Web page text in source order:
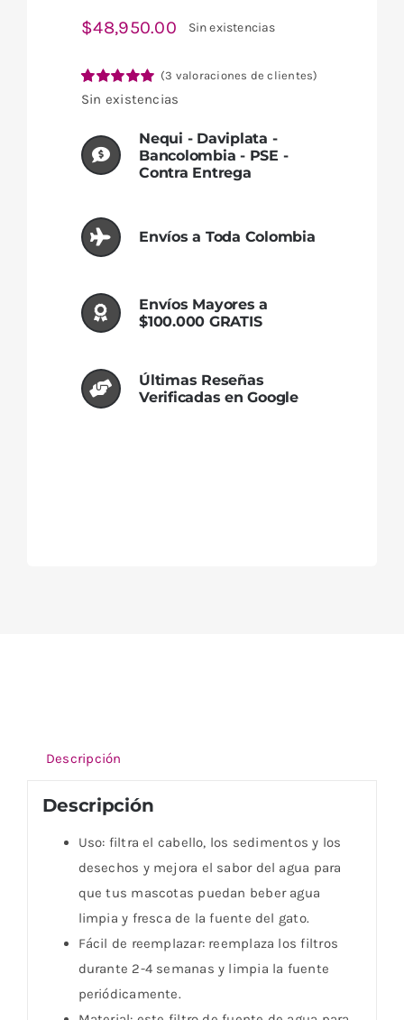
$48,950.00 Sin existencias
Valorado
3
valoraciones
de clientes
(3 valoraciones de clientes)
Sin existencias
Nequi - Daviplata -
Bancolombia - PSE -
Contra Entrega
Envíos a Toda Colombia
Envíos Mayores a
$100.000 GRATIS
Últimas Reseñas
Verificadas en Google
Descripción
Descripción
Uso: filtra el cabello, los sedimentos y los
desechos y mejora el sabor del agua para
que tus mascotas puedan beber agua
limpia y fresca de la fuente del gato.
Fácil de reemplazar: reemplaza los filtros
durante 2-4 semanas y limpia la fuente
periódicamente.